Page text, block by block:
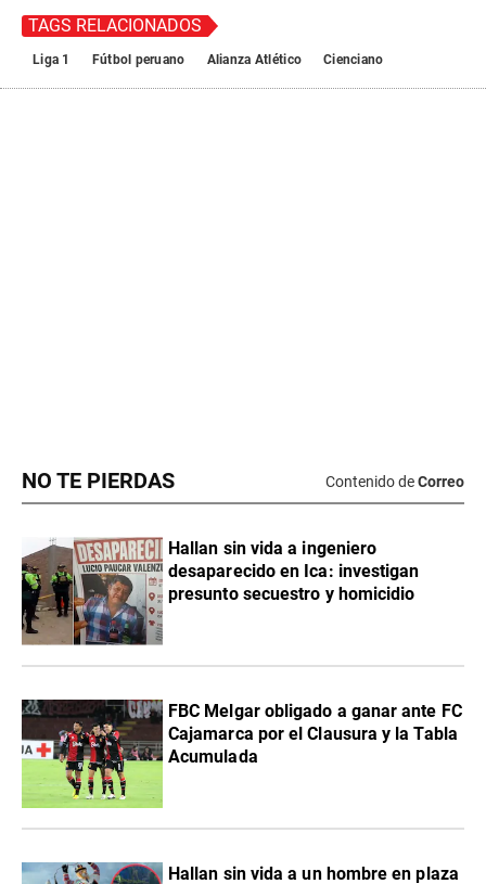
NO TE PIERDAS Contenido deCorreo
Hallan sin vida a ingeniero
desaparecido en Ica: investigan
presunto secuestro y homicidio
FBC Melgar obligado a ganar ante FC
Cajamarca por el Clausura y la Tabla
Acumulada
Hallan sin vida a un hombre en plaza